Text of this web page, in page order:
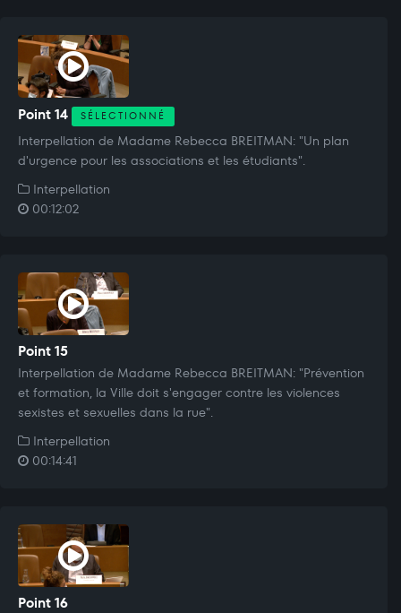
Point 14 SÉLECTIONNÉ
Interpellation de Madame Rebecca BREITMAN: "Un plan
d'urgence pour les associations et les étudiants".
Interpellation
00:12:02
Point 15
Interpellation de Madame Rebecca BREITMAN: "Prévention
et formation, la Ville doit s'engager contre les violences
sexistes et sexuelles dans la rue".
Interpellation
00:14:41
Point 16